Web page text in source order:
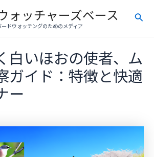
ォッチャーズベース
ードウォッチングのためのメディア
検
白いほおの使者、ム
ガイド：特徴と快適
ー